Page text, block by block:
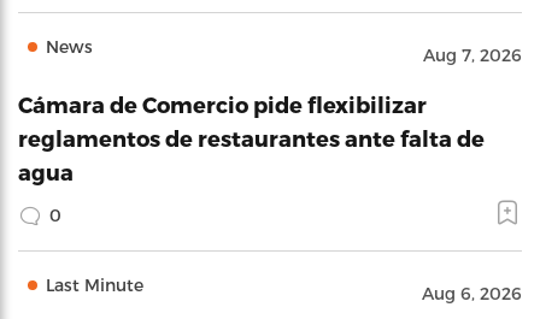
News Aug 7, 2026
Cámara de Comercio pide flexibilizar
reglamentos de restaurantes ante falta de
agua
0
Last Minute Aug 6, 2026